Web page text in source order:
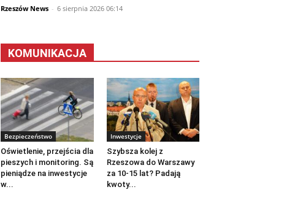
Rzeszów News - 6 sierpnia 2026 06:14
KOMUNIKACJA
Bezpieczeństwo
Oświetlenie, przejścia dla
pieszych i monitoring. Są
pieniądze na inwestycje
w...
Inwestycje
Szybsza kolej z
Rzeszowa do Warszawy
za 10-15 lat? Padają
kwoty...